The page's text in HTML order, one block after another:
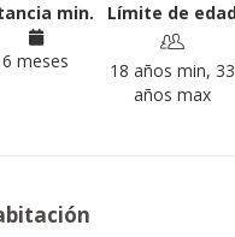
min.
6 meses
Límite de
18 años min, 33
años max